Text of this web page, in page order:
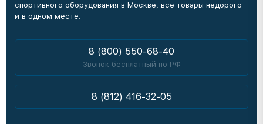
спортивного оборудования в Москве, все товары недорого
и в одном месте.
8 (800) 550-68-40
Звонок бесплатный по РФ
8 (812) 416-32-05